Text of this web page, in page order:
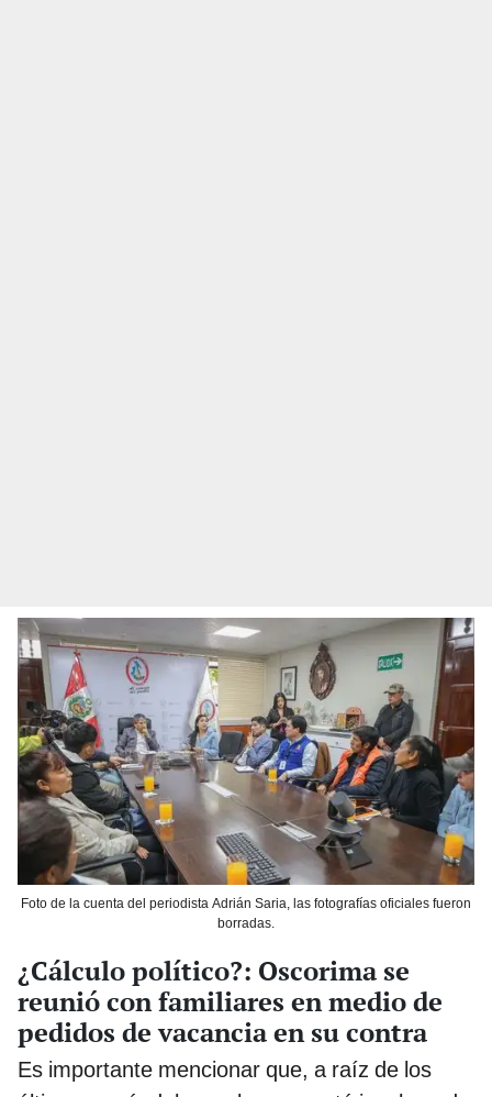
Foto de la cuenta del periodista Adrián Saria, las fotografías oficiales fueron
borradas.
¿Cálculo político?: Oscorima se
reunió con familiares en medio de
pedidos de vacancia en su contra
Es importante mencionar que, a raíz de los